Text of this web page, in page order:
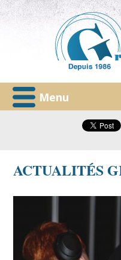
Menu
ACTUALITÉS